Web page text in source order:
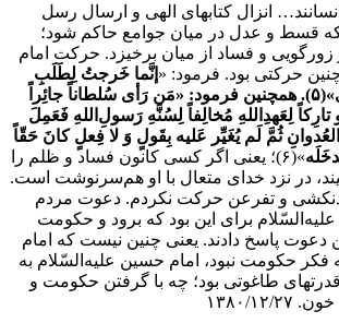
انسانند… انزال کتابهای الهی و ارسال رسل
قسط و عدل در میان جوامع حاکم شود؛
زورگویی و فساد از میان برخیزد. حرکت امام
حرکتی بود. فرمود: « إنَّما خَرجتُ لِطَلَبِ
الإصلاحِ فی أُمَّهِ جَدّی»(۵). همچنین فرمود: «مَن رَأی سُلطاناً جائِراً
تارِکاً لِعَهدِاللهِ مُخالِفاً لِسُنَّهِ رَسولِ‌اللهِ فَعَمِلَ
العُدوانِ ثُمَّ لَم یُغَیِّر عَلیه بِقَولٍ وَ لا فِعلٍ کانَ حَقّاً
»(۶)؛ یعنی اگر کسی کانون فساد و ظلم را
در نزد خدای متعال با او هم‌سرنوشت است.
و تفرعن حرکت نکردم. دعوت مردم
برای این بود که برود و حکومت
دعوت پاسخ دادند. یعنی چنین نیست که امام
فکر حکومت نبود، امام حسین علیه‌السّلام به
طاغوتی بود؛ چه با گرفتن حکومت و
۱۲/۲۷